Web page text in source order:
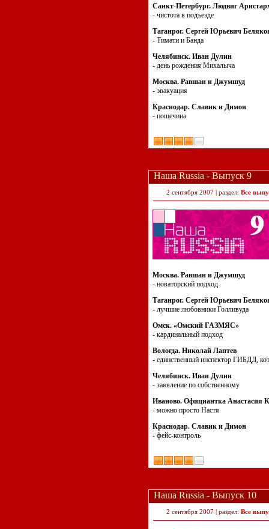
Санкт-Петербург. Людвиг
- чистота в подъезде
Таганрог. Сергей Юрьевич
- Тимати и Банда
Челябинск. Иван Дулин
- день рождения Михалыча
Москва. Равшан и Джумшуд
- эвакуация
Краснодар. Славик и Димон
- пощечина
Наша Russia - Выпуск 9
2 сентября 2007 | раздел: Все
Москва. Равшан и Джумшуд
- новаторский подход
Таганрог. Сергей Юрьевич
- лучшие любовники Голливуда
Омск. «Омский ГАЗМЯС»
- кардинальный подход
Вологда. Николай Лаптев
- единственный инспектор ГИБДД,
Челябинск. Иван Дулин
- заявление по собственному
Иваново. Официантка Анастасия
- можно просто Настя
Краснодар. Славик и Димон
- фейс-контроль
Наша Russia - Выпуск 10
2 сентября 2007 | раздел: Все